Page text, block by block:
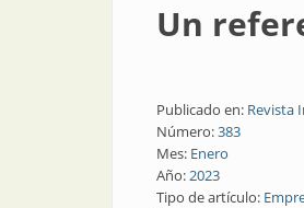
Un
Publicado en: Revista
Número:383
Mes: Enero
Año:2023
Tipo de artículo: